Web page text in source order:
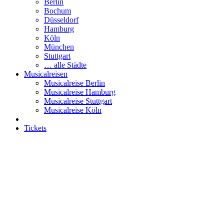
Berlin
Bochum
Düsseldorf
Hamburg
Köln
München
Stuttgart
… alle Städte
Musicalreisen
Musicalreise Berlin
Musicalreise Hamburg
Musicalreise Stuttgart
Musicalreise Köln
Tickets